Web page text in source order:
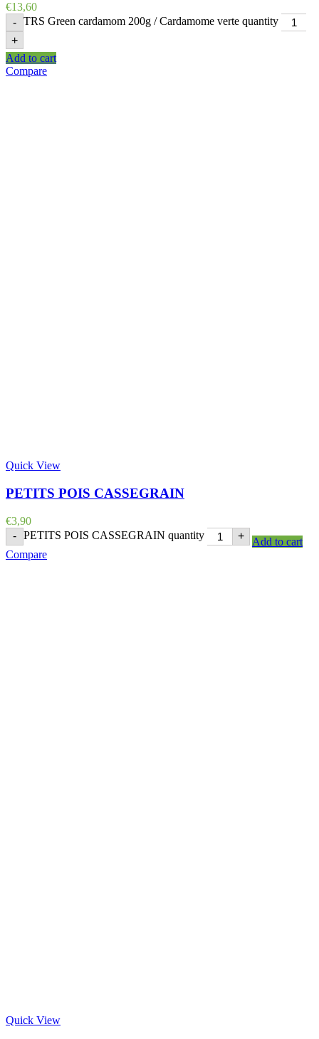
€13,60
- TRS Green cardamom 200g / Cardamome verte quantity
+
Add to cart
Compare
Quick View
PETITS POIS CASSEGRAIN
€3,90
- PETITS POIS CASSEGRAIN quantity +
Add to cart
Compare
Quick View